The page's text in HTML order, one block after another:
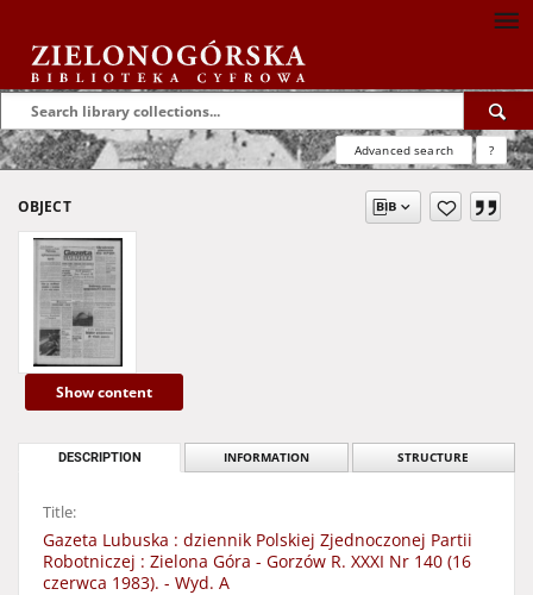
Advanced search ?
OBJECT
Show content
DESCRIPTION INFORMATION STRUCTURE
Title:
Gazeta Lubuska : dziennik Polskiej Zjednoczonej Partii
Robotniczej : Zielona Góra - Gorzów R. XXXI Nr 140 (16
czerwca 1983). - Wyd. A